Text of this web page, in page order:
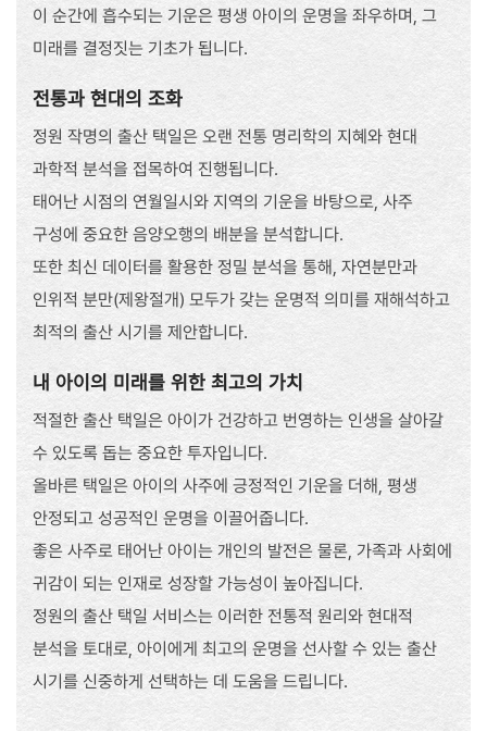
이 순간에 흡수되는 기운은 평생 아이의 운명을 좌우하며, 그
미래를 결정짓는 기초가 됩니다.
전통과 현대의 조화
정원 작명의 출산 택일은 오랜 전통 명리학의 지혜와 현대
과학적 분석을 접목하여 진행됩니다.
태어난 시점의 연월일시와 지역의 기운을 바탕으로, 사주
구성에 중요한 음양오행의 배분을 분석합니다.
또한 최신 데이터를 활용한 정밀 분석을 통해, 자연분만과
인위적 분만(제왕절개) 모두가 갖는 운명적 의미를 재해석하고
최적의 출산 시기를 제안합니다.
내 아이의 미래를 위한 최고의 가치
적절한 출산 택일은 아이가 건강하고 번영하는 인생을 살아갈
수 있도록 돕는 중요한 투자입니다.
올바른 택일은 아이의 사주에 긍정적인 기운을 더해, 평생
안정되고 성공적인 운명을 이끌어줍니다.
좋은 사주로 태어난 아이는 개인의 발전은 물론, 가족과 사회에
귀감이 되는 인재로 성장할 가능성이 높아집니다.
정원의 출산 택일 서비스는 이러한 전통적 원리와 현대적
분석을 토대로, 아이에게 최고의 운명을 선사할 수 있는 출산
시기를 신중하게 선택하는 데 도움을 드립니다.